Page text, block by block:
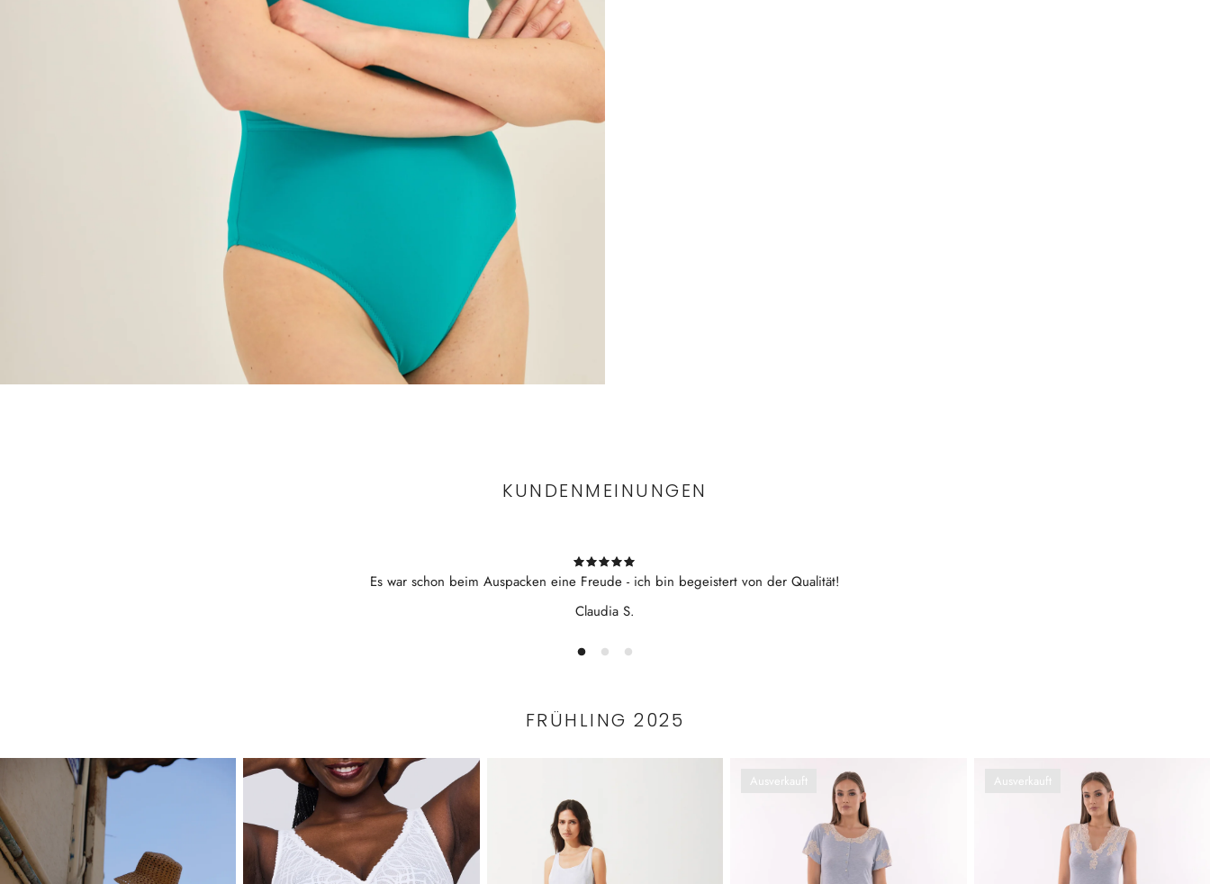
KUNDENMEINUNGEN
Es war schon beim Auspacken eine Freude - ich bin begeistert von der Qualität!
Claudia S.
FRÜHLING 2025
Ausverkauft Ausverkauft